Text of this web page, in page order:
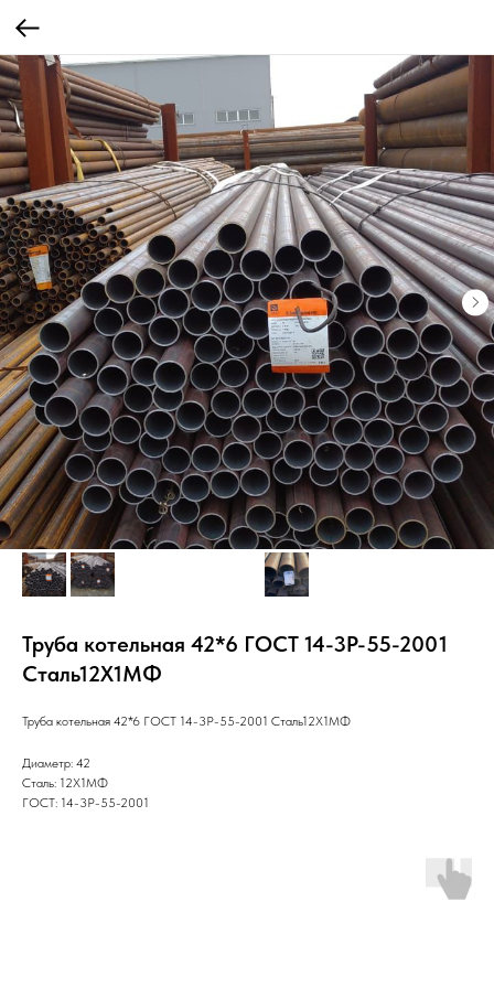
Труба котельная 42*6 ГОСТ 14-3Р-55-2001
Cталь12Х1МФ
Труба котельная 42*6 ГОСТ 14-3Р-55-2001 Cталь12Х1МФ
Диаметр: 42
Сталь: 12Х1МФ
ГОСТ: 14-3Р-55-2001